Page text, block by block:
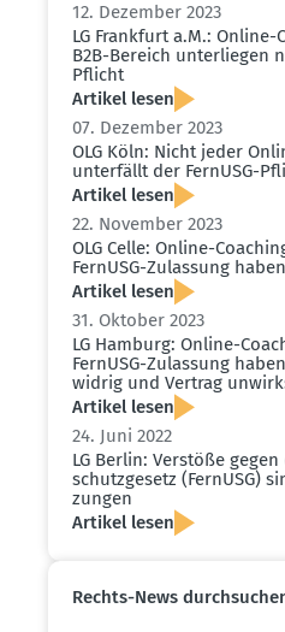
12. Dezember 2023
LG Frankfurt a.M.:
B2B-Bereich unter­liegen
Pflicht
Artikel lesen
07. Dezember 2023
OLG Köln: Nicht jeder
unter­fällt der FernUSG-
Artikel lesen
22. November 2023
OLG Celle: Online-
FernUSG-Zulassung
Artikel lesen
31. Oktober 2023
LG Hamburg: Online-
FernUSG-Zulassung
widrig und Vertrag
Artikel lesen
24. Juni 2022
LG Berlin: Verstöße
schutz­gesetz (FernUSG)
zungen
Artikel lesen
Rechts-News